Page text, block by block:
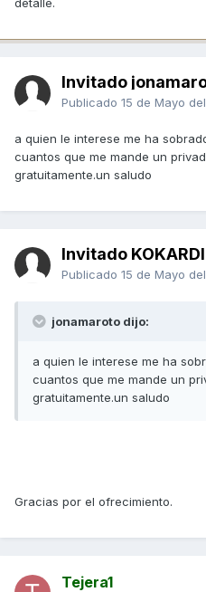
Invitado
Publicado 15 de Mayo
a quien le interese me ha
cuantos que me mande un
gratuitamente.un saludo
Invitado KOKARDI
Publicado 15 de Mayo
jonamaroto dijo:
a quien le interese me ha
cuantos que me mande un
gratuitamente.un saludo
Gracias por el ofrecimiento.
Tejera1